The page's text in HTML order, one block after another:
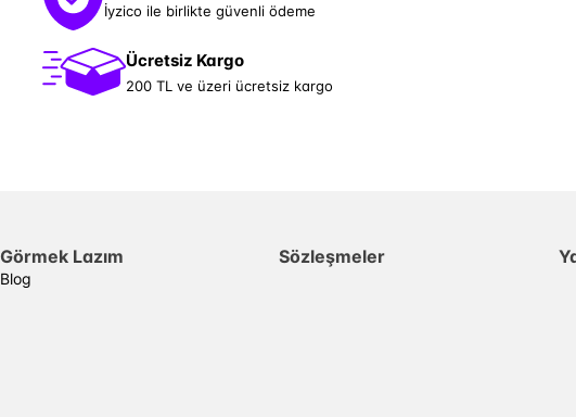
İyzico ile birlikte güvenli ödeme
Ücretsiz Kargo
200 TL ve üzeri ücretsiz kargo
Görmek Lazım
Blog
Sözleşmeler